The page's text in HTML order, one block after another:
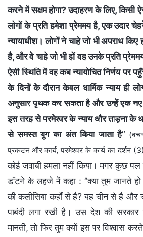
करने में सक्षम होगा? उदाहरण के लिए, किसी
लोगों के प्रति हमेशा प्रेममय है, एक उदार
न्यायाधीश। लोगों ने चाहे जो भी अपराध किए
है, और वे चाहे जो भी हों वह उनके प्रति
ऐसी स्थिति में वह कब न्यायोचित निर्णय पर
के दिनों के दौरान केवल धार्मिक न्याय ही
अनुसार पृथक कर सकता है और उन्हें एक नए
इस तरह से परमेश्वर के न्याय और ताड़ना के
से समस्त युग का अंत किया जाता है”
प्रकटन और कार्य, परमेश्वर के कार्य का दर्शन
कोई जवाबी हमला नहीं किया। मगर कुछ पल
डाँटने के लहजे में कहा : “क्या तुम जानते हो
की कलीसिया कहाँ से है? यह चीन से है और
पाबंदी लगा रखी है। उस देश की सरकार
मानती, तो फिर तुम क्यों इस पर विश्वास